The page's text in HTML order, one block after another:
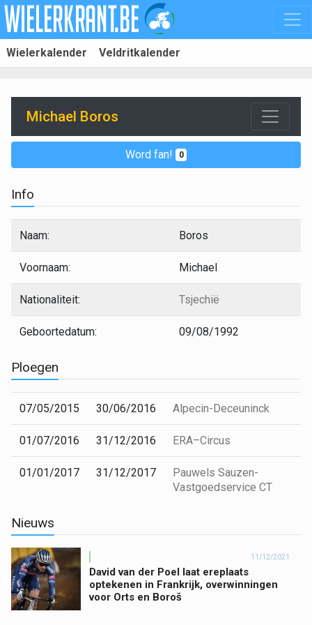
Wielerkalender Veldritkalender
Michael Boros
Word fan! 0
Info
Naam: Boros
Voornaam: Michael
Nationaliteit: Tsjechië
Geboortedatum: 09/08/1992
Ploegen
07/05/2015 30/06/2016 Alpecin-Deceuninck
01/07/2016 31/12/2016 ERA–Circus
01/01/2017 31/12/2017
Pauwels Sauzen-
Vastgoedservice CT
Nieuws
11/12/2021
David van der Poel laat ereplaats
optekenen in Frankrijk, overwinningen
voor Orts en Boroš